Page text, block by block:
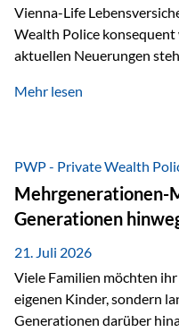
Vienna-Life
Wealth Police
aktuellen Neuerungen
als Versicherungsnehmer
Abwicklung für
gestaltet. Anträge werden
Medienbrüche reduziert
beschleunigt. Ab sofort
wie Kapitalgesellschaften
Versicherungsnehmer
die Vienna-Life die
Police insbesondere für…
Mehr lesen
PWP - Private Wealth
Mehrgenerationen-
Generationen
21. Juli 2026
Viele Familien möchten
eigenen Kinder, sondern
Generationen darüber